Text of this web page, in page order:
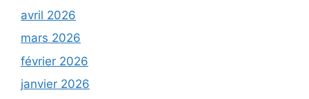
avril 2026
mars 2026
février 2026
janvier 2026